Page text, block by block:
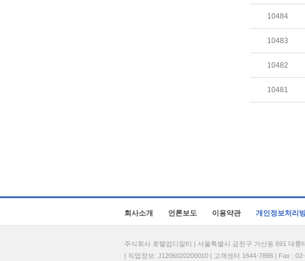
10484
10483
10482
10481
회사소개 언론보도 이용약관 개인정보처리
주식회사 호텔업디알티 | 서울특별시 금천구 가산동 691 대
| 직업정보: J1206020200010 | 고객센터 1644-7896 | Fax :